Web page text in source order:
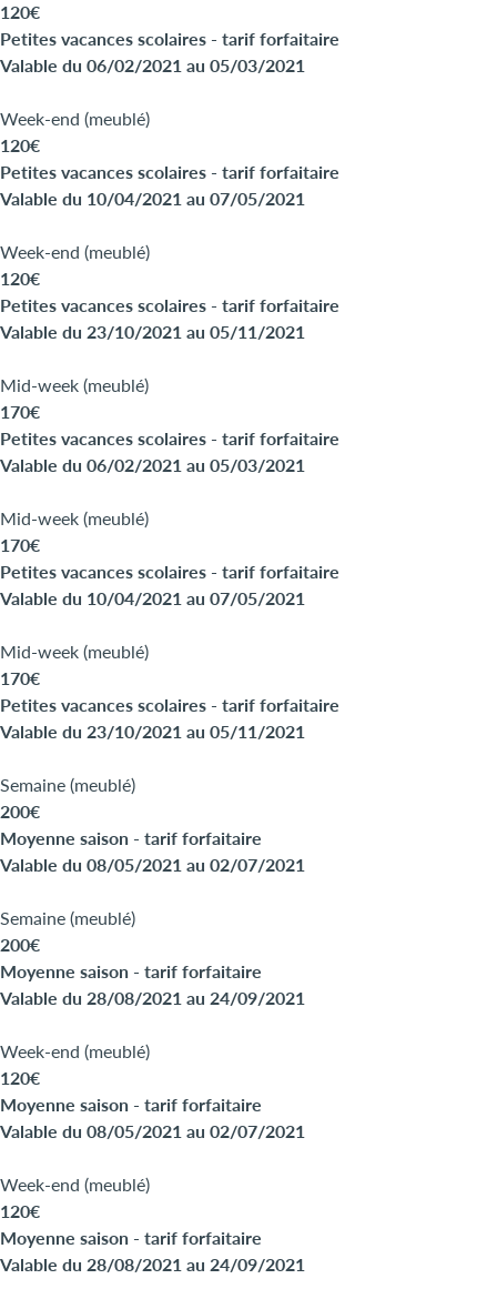
120€
Petites vacances scolaires - tarif forfaitaire
Valable du 06/02/2021 au 05/03/2021
Week-end (meublé)
120€
Petites vacances scolaires - tarif forfaitaire
Valable du 10/04/2021 au 07/05/2021
Week-end (meublé)
120€
Petites vacances scolaires - tarif forfaitaire
Valable du 23/10/2021 au 05/11/2021
Mid-week (meublé)
170€
Petites vacances scolaires - tarif forfaitaire
Valable du 06/02/2021 au 05/03/2021
Mid-week (meublé)
170€
Petites vacances scolaires - tarif forfaitaire
Valable du 10/04/2021 au 07/05/2021
Mid-week (meublé)
170€
Petites vacances scolaires - tarif forfaitaire
Valable du 23/10/2021 au 05/11/2021
Semaine (meublé)
200€
Moyenne saison - tarif forfaitaire
Valable du 08/05/2021 au 02/07/2021
Semaine (meublé)
200€
Moyenne saison - tarif forfaitaire
Valable du 28/08/2021 au 24/09/2021
Week-end (meublé)
120€
Moyenne saison - tarif forfaitaire
Valable du 08/05/2021 au 02/07/2021
Week-end (meublé)
120€
Moyenne saison - tarif forfaitaire
Valable du 28/08/2021 au 24/09/2021